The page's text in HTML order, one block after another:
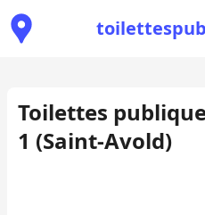
Toilettes
1 (Saint-Avold)